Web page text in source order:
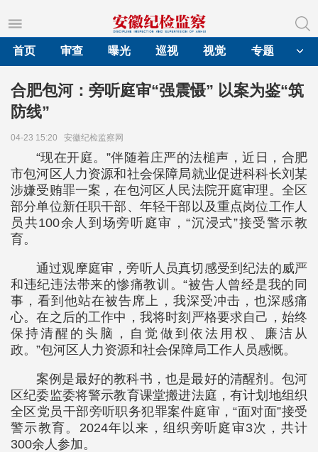
首页
审查 曝光 巡视 视觉 专题
合肥包河：旁听庭审“强震慑” 以案为鉴“筑
防线”
04-23 15:20 安徽纪检监察网
“现在开庭。”伴随着庄严的法槌声，近日，合肥
市包河区人力资源和社会保障局就业促进科科长刘某
涉嫌受贿罪一案，在包河区人民法院开庭审理。全区
部分单位新任职干部、年轻干部以及重点岗位工作人
员共100余人到场旁听庭审，“沉浸式”接受警示教
育。
通过观摩庭审，旁听人员真切感受到纪法的威严
和违纪违法带来的惨痛教训。“被告人曾经是我的同
事，看到他站在被告席上，我深受冲击，也深感痛
心。在之后的工作中，我将时刻严格要求自己，始终
保持清醒的头脑，自觉做到依法用权、廉洁从
政。”包河区人力资源和社会保障局工作人员感慨。
案例是最好的教科书，也是最好的清醒剂。包河
区纪委监委将警示教育课堂搬进法庭，有计划地组织
全区党员干部旁听职务犯罪案件庭审，“面对面”接受
警示教育。2024年以来，组织旁听庭审3次，共计
300余人参加。